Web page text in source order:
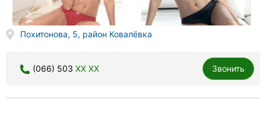
Похитонова, 5, район Ковалёвка
(066) 503 XX XX Звонить